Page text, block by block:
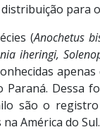
para
(Anochetus
iheringi,
Dessa
são o
América do Sul.